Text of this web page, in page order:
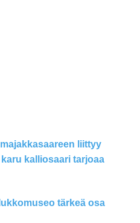
liittyy
kalliosaari tarjoaa
tärkeä osa